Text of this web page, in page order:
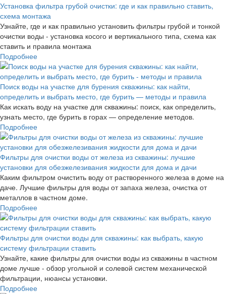
Установка фильтра грубой очистки: где и как правильно ставить,
схема монтажа
Узнайте, где и как правильно установить фильтры грубой и тонкой
очистки воды - установка косого и вертикального типа, схема как
ставить и правила монтажа
Подробнее
Поиск воды на участке для бурения скважины: как найти,
определить и выбрать место, где бурить — методы и правила
Как искать воду на участке для скважины: поиск, как определить,
узнать место, где бурить в горах — определение методов.
Подробнее
Фильтры для очистки воды от железа из скважины: лучшие
установки для обезжелезивания жидкости для дома и дачи
Каким фильтром очистить воду от растворенного железа в доме на
даче. Лучшие фильтры для воды от запаха железа, очистка от
металлов в частном доме.
Подробнее
Фильтры для очистки воды для скважины: как выбрать, какую
систему фильтрации ставить
Узнайте, какие фильтры для очистки воды из скважины в частном
доме лучше - обзор угольной и солевой систем механической
фильтрации, нюансы установки.
Подробнее